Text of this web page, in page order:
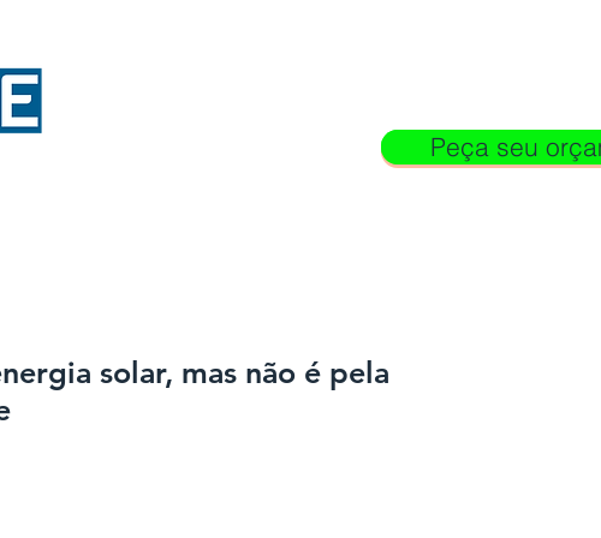
Peça seu
Peça seu
solar, mas não é pela